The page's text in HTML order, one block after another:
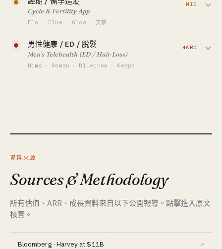
標竿 · BENCHMARK
AG1 ~$600M+ ARR · Ritual ~$100M+
ARR（估）
DTC 品牌操盤手 + 資本側
資金底線 · CAPITAL
$1M-20M（CPG 重資產）
TikTok / IG + 零售上架
標竿 · BENCHMARK
購）
Cycle & Fertility App
Flo · Clue · Glow · 美柚
3.8 億用戶、$200M+ ARR，但美國 Roe 後
資料隱私是懸頂利劍。
MID
男性健康 / ED / 脫髮
Men's Telehealth (ED / Hair Loss)
Hims · Roman · Bluechew · Keeps
資金底線 · CAPITAL
標竿 · BENCHMARK
Hims 上市 $7B+ 市值 · Ro $7B 估值
Performance marketer + 醫療合規
HARD
資料來源
Sources & Methodology
所有估值、ARR、成長資料來自以下公開報導。點擊進入原文
核實。
Bloomberg · Harvey at $11B ↗